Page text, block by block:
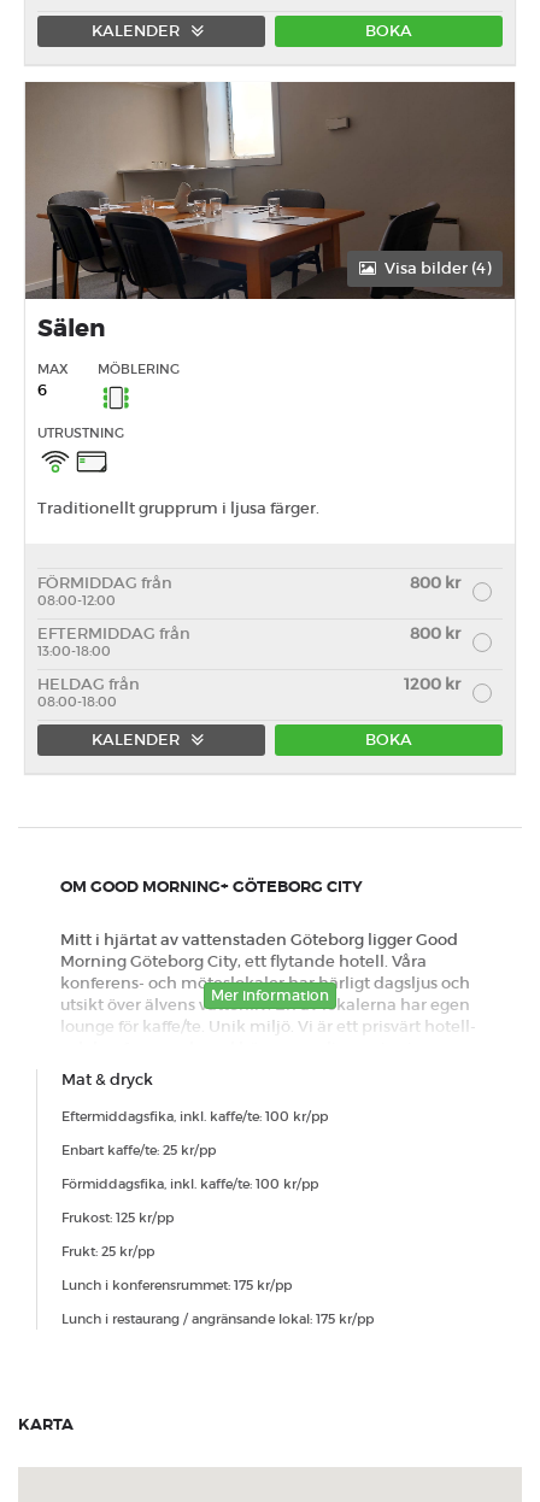
KALENDER BOKA
Förmiddag
Visa bilder (4)
Sälen
MAX
6
MÖBLERING
UTRUSTNING
Traditionellt grupprum i ljusa färger.
FÖRMIDDAG från 800 kr
08:00-12:00
EFTERMIDDAG från 800 kr
13:00-18:00
HELDAG från 1200 kr
08:00-18:00
KALENDER BOKA
OM GOOD MORNING+ GÖTEBORG CITY
Mitt i hjärtat av vattenstaden Göteborg ligger Good
Morning Göteborg City, ett flytande hotell. Våra
konferens- och möteslokaler har härligt dagsljus och
utsikt över älvens vattenliv. En av lokalerna har egen
lounge för kaffe/te. Unik miljö. Vi är ett prisvärt hotell-
trevlig miljö med utsikt över älvens trafik! Vi har
möteslokaler för grupper upp till 20 gäster. En härlig
miljö för konferens. Vi erbjuder såväl dagpaket som
Standard avbokningspolicy
Mer information
Mat & dryck
Eftermiddagsfika, inkl. kaffe/te: 100 kr/pp
Enbart kaffe/te: 25 kr/pp
Förmiddagsfika, inkl. kaffe/te: 100 kr/pp
Frukost: 125 kr/pp
Frukt: 25 kr/pp
Lunch i konferensrummet: 175 kr/pp
Lunch i restaurang / angränsande lokal: 175 kr/pp
KARTA